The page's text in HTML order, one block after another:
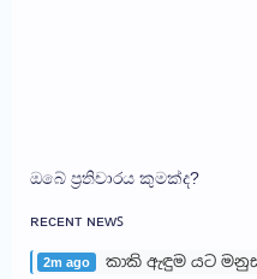
ඔබේ ප්‍රතිචාරය කුමක්ද?
ʀᴇᴄᴇɴᴛ ɴᴇᴡꜱ
2m ago කාකි ඇඳුම යට